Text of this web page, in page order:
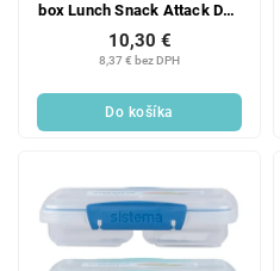
box Lunch Snack Attack Duo
s 2 oddelenými priehradkami
975 ml, ružová
8,37 € bez DPH
10,30 €
Do košíka